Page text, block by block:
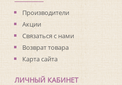
Производители
Акции
Связаться с нами
Возврат товара
Карта сайта
ЛИЧНЫЙ КАБИНЕТ